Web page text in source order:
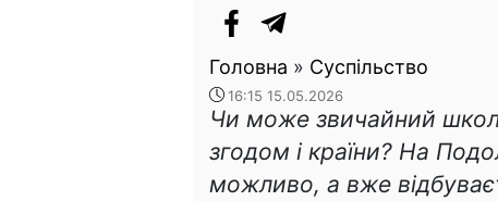
Головна » Суспільство
16:15 15.05.2026
Чи може звичайний
згодом і країни? На
можливо, а вже